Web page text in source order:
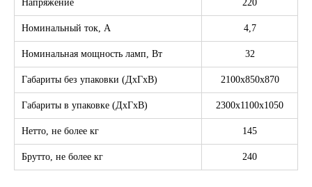
Напряжение 220
Номинальный ток, A 4,7
Номинальная мощность ламп, Вт 32
Габариты без упаковки (ДхГхВ) 2100х850х870
Габариты в упаковке (ДхГхВ) 2300х1100х1050
Нетто, не более кг 145
Брутто, не более кг 240